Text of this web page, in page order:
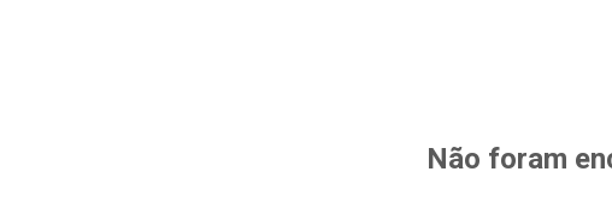
Não foram